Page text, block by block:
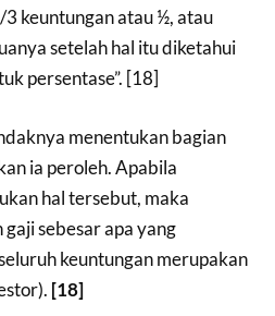
keuntungan atau ½, atau
setelah hal itu diketahui
persentase”. [18]
menentukan bagian
ia peroleh. Apabila
hal tersebut, maka
sebesar apa yang
keuntungan merupakan
[18]